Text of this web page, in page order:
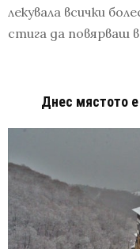
лекувала всички
стига да повярваш
Днес мястото